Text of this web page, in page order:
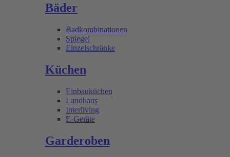
Bäder
Badkombinationen
Spiegel
Einzelschränke
Küchen
Einbauküchen
Landhaus
Interliving
E-Geräte
Garderoben